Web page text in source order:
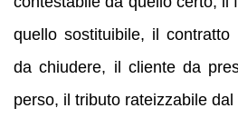
quello sostituibile, il
da chiudere, il cliente da
perso, il tributo rateizzabile